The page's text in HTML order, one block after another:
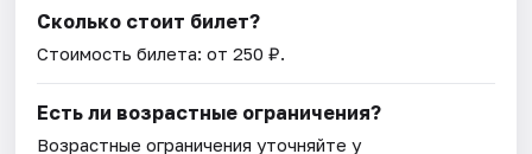
Сколько стоит билет?
Стоимость билета: от 250 ₽.
Есть ли возрастные ограничения?
Возрастные ограничения уточняйте у